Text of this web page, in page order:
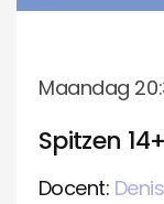
Maandag
Spitzen 14+
Docent: